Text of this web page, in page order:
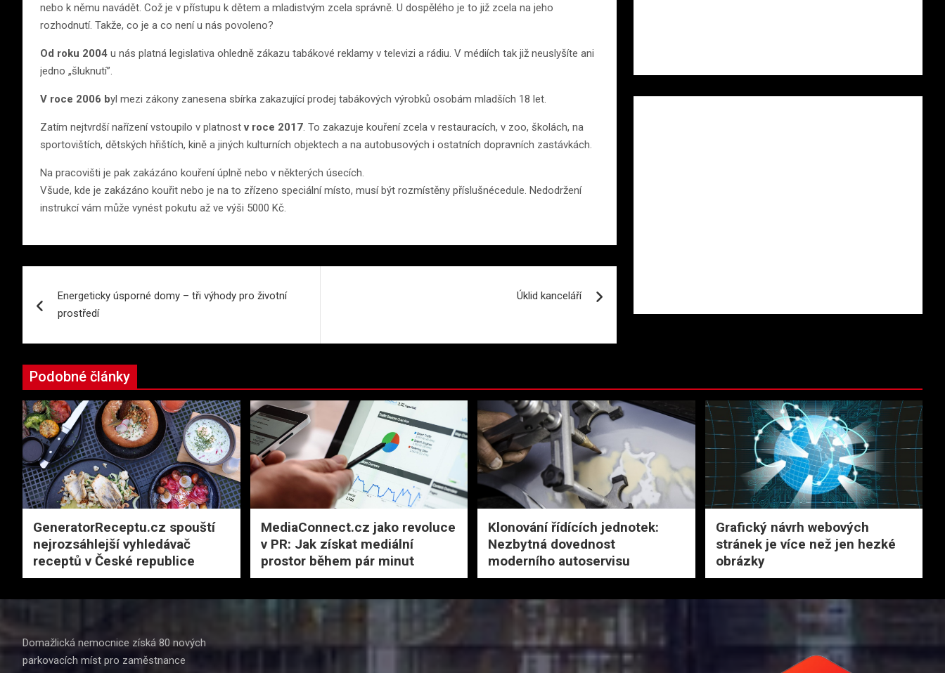
nebo k němu navádět. Což je v přístupu k dětem a mladistvým zcela správně. U dospělého je to již zcela na jeho
rozhodnutí. Takže, co je a co není u nás povoleno?
Od roku 2004 u nás platná legislativa ohledně zákazu tabákové reklamy v televizi a rádiu. V médiích tak již neuslyšíte ani
jedno „šluknutí”.
V roce 2006 byl mezi zákony zanesena sbírka zakazující prodej tabákových výrobků osobám mladších 18 let.
Zatím nejtvrdší nařízení vstoupilo v platnostv roce 2017. To zakazuje kouření zcela v restauracích, v zoo, školách, na
sportovištích, dětských hřištích, kině a jiných kulturních objektech a na autobusových i ostatních dopravních zastávkách.
Na pracovišti je pak zakázáno kouření úplně nebo v některých úsecích.
Všude, kde je zakázáno kouřit nebo je na to zřízeno speciální místo, musí být rozmístěny příslušnécedule. Nedodržení
instrukcí vám může vynést pokutu až ve výši 5000 Kč.
pro
příspěvek
Energeticky úsporné domy – tři výhody pro životní
prostředí
Úklid kanceláří
Podobné články
GeneratorReceptu.cz spouští
nejrozsáhlejší vyhledávač
receptů v České republice
MediaConnect.cz jako revoluce
v PR: Jak získat mediální
prostor během pár minut
Klonování řídících jednotek:
Nezbytná dovednost
moderního autoservisu
Grafický návrh webových
stránek je více než jen hezké
obrázky
Domažlická nemocnice získá 80 nových
parkovacích míst pro zaměstnance